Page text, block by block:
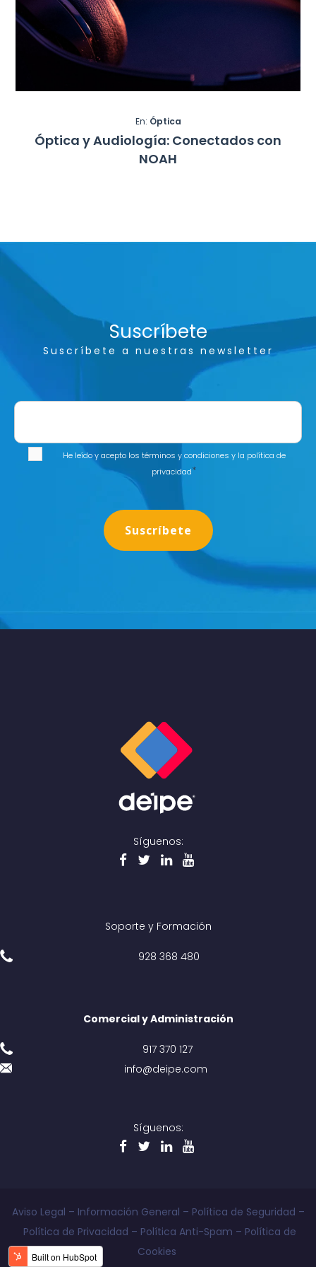
En: Óptica
Óptica y Audiología: Conectados con
NOAH
Suscríbete
Suscríbete a nuestras newsletter
He leído y acepto los términos y condiciones y la política de
privacidad*
Síguenos:
Soporte y Formación
928 368 480
Comercial y Administración
917 370 127
info@deipe.com
Síguenos:
Aviso Legal – Información General – Política de Seguridad –
Política de Privacidad – Política Anti-Spam – Política de
Cookies